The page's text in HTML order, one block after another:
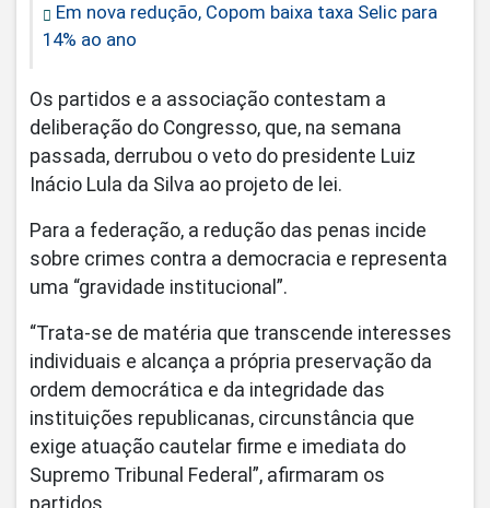
Em nova redução, Copom baixa taxa Selic para
14% ao ano
Os partidos e a associação contestam a
deliberação do Congresso, que, na semana
passada, derrubou o veto do presidente Luiz
Inácio Lula da Silva ao projeto de lei.
Para a federação, a redução das penas incide
sobre crimes contra a democracia e representa
uma “gravidade institucional”.
“Trata-se de matéria que transcende interesses
individuais e alcança a própria preservação da
ordem democrática e da integridade das
instituições republicanas, circunstância que
exige atuação cautelar firme e imediata do
Supremo Tribunal Federal”, afirmaram os
partidos.